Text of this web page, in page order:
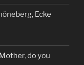
Ecke
do you